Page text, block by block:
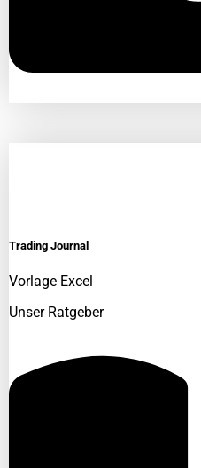
Trading Journal
Vorlage Excel
Unser Ratgeber